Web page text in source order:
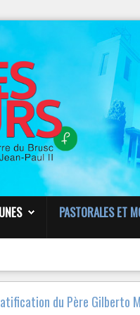
PASTORALES ET
du Père Gilberto